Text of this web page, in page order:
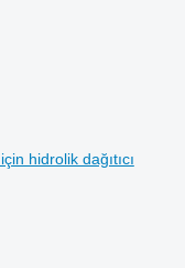
hidrolik dağıtıcı